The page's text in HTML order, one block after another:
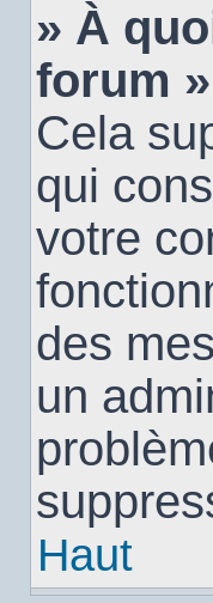
» À
forum
Cela
qui
votre
des
un
Haut